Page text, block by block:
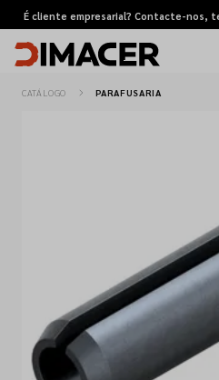
É cliente empresarial? Contacte-nos,
Pedidos de cotação
Marcas
CATÁLOGO PARAFUSARIA